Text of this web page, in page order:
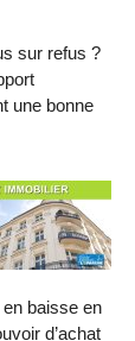
sur refus ?
une bonne
baisse en
d’achat